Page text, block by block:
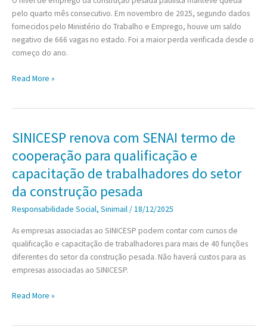
pior
resultado
da
década
pelo quarto mês consecutivo. Em novembro de 2025, segundo dados
fornecidos pelo Ministério do Trabalho e Emprego, houve um saldo
negativo de 666 vagas no estado. Foi a maior perda verificada desde o
começo do ano.
Setor
demissão
de
trabalhadores
penúltimo
mês
2025
Read More »
SINICESP renova com SENAI termo de
cooperação para qualificação e
capacitação de trabalhadores do setor
da construção pesada
Responsabilidade Social, Sinimail/18/12/2025
As empresas associadas ao SINICESP podem contar com cursos de
qualificação e capacitação de trabalhadores para mais de 40 funções
diferentes do setor da construção pesada. Não haverá custos para as
empresas associadas ao SINICESP.
SINICESP
Read More »